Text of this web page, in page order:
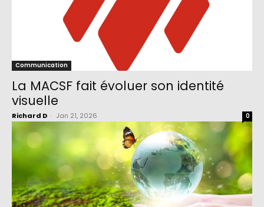
Communication
La MACSF fait évoluer son identité
visuelle
Richard D Jan 21, 2026 0